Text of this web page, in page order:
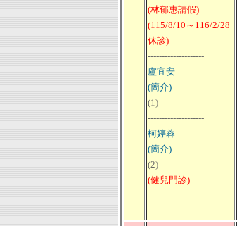
(林郁惠請假)
(115/8/10～116/2/28
休診)
--------------------
盧宜安
(簡介)
(1)
--------------------
柯婷蓉
(簡介)
(2)
(健兒門診)
--------------------